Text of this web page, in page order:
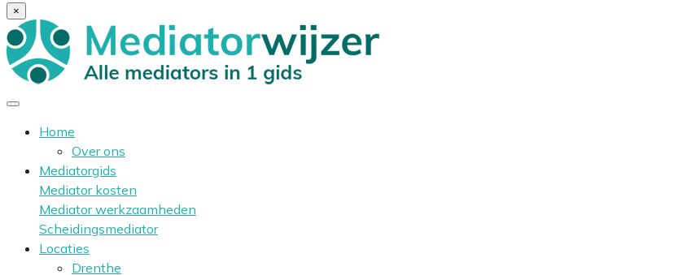
×
Home
Over ons
Mediatorgids
Mediator kosten
Mediator werkzaamheden
Scheidingsmediator
Locaties
Drenthe